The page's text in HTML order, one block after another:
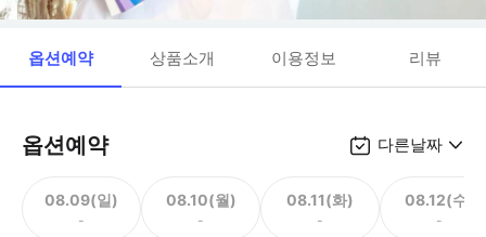
옵션예약 상품소개 이용정보 리뷰
옵션예약 다른날짜
08.09(일)
-
08.10(월)
-
08.11(화)
-
08.12(수)
-